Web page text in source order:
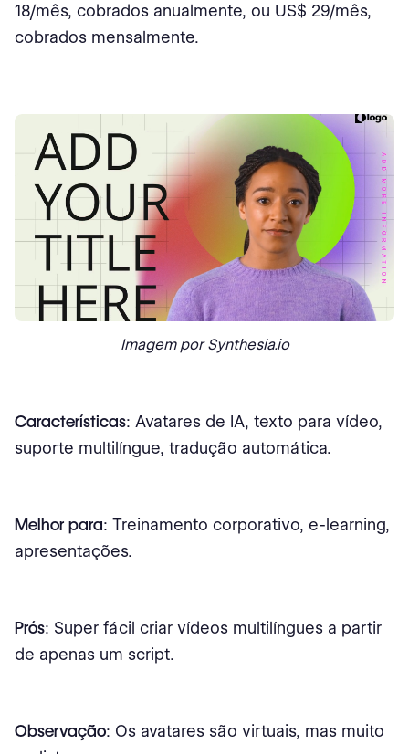
18/mês, cobrados anualmente, ou US$ 29/mês,
cobrados mensalmente.
Imagem por Synthesia.io
Características: Avatares de IA, texto para vídeo,
suporte multilíngue, tradução automática.
Melhor para: Treinamento corporativo, e-learning,
apresentações.
Prós: Super fácil criar vídeos multilíngues a partir
de apenas um script.
Observação: Os avatares são virtuais, mas muito